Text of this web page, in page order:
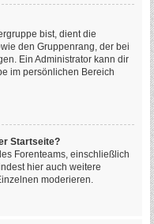
bist, dient die
den Gruppenrang, der bei
Ein Administrator kann dir
im persönlichen Bereich
Startseite?
Forenteams, einschließlich
hier auch weitere
moderieren.